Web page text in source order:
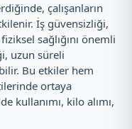
çalışanların
İş güvensizliği,
fiziksel sağlığını önemli
uzun süreli
Bu etkiler hem
ortaya
kullanımı, kilo alımı,